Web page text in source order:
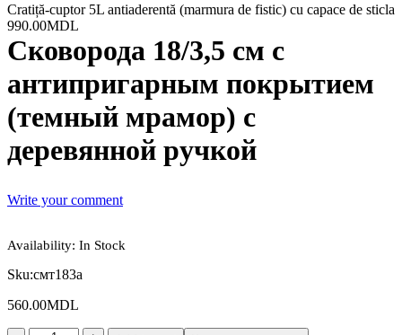
Cratiță-cuptor 5L antiaderentă (marmura de fistic) cu сapace de sticla
990.00MDL
Сковорода 18/3,5 см с
антипригарным покрытием
(темный мрамор) с
деревянной ручкой
Write your comment
Availability: In Stock
Sku:смт183а
560.00MDL